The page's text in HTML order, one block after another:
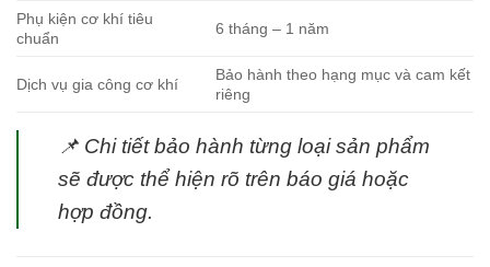
Phụ kiện cơ khí tiêu
chuẩn
6 tháng – 1 năm
Dịch vụ gia công cơ khí
Bảo hành theo hạng mục và cam kết
riêng
📌 Chi tiết bảo hành từng loại sản phẩm
sẽ được thể hiện rõ trên báo giá hoặc
hợp đồng.